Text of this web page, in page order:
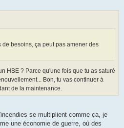
de besoins, ça peut pas amener des
HBE ? Parce qu'une fois que tu as saturé
Bon, tu vas continuer à
de la maintenance.
se multiplient comme ça, je
une économie de guerre, où des